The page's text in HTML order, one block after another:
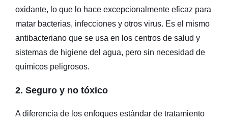
oxidante, lo que lo hace excepcionalmente eficaz para
matar bacterias, infecciones y otros virus. Es el mismo
antibacteriano que se usa en los centros de salud y
sistemas de higiene del agua, pero sin necesidad de
químicos peligrosos.
2. Seguro y no tóxico
A diferencia de los enfoques estándar de tratamiento